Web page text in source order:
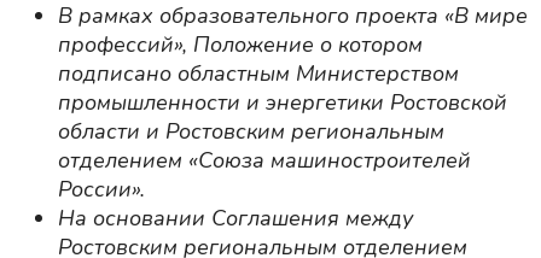
В рамках образовательного проекта «В мире
профессий», Положение о котором
подписано областным Министерством
промышленности и энергетики Ростовской
области и Ростовским региональным
отделением «Союза машиностроителей
России».
На основании Соглашения между
Ростовским региональным отделением